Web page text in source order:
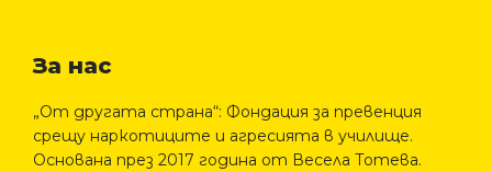
За нас
„От другата страна“: Фондация за превенция
срещу наркотиците и агресията в училище.
Основана през 2017 година от Весела Тотева.